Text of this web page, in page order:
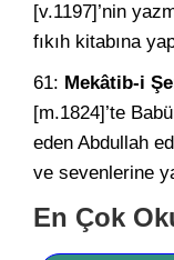
[v.1197]’nin
fıkıh kitabına
61: Mekâtib-i
[m.1824]’te
eden Abdullah
ve sevenlerine
En Çok